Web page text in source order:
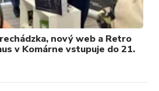
nový web a Retro
v Komárne vstupuje do 21.